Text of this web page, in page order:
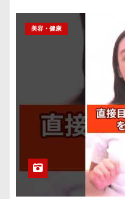
美容・健康